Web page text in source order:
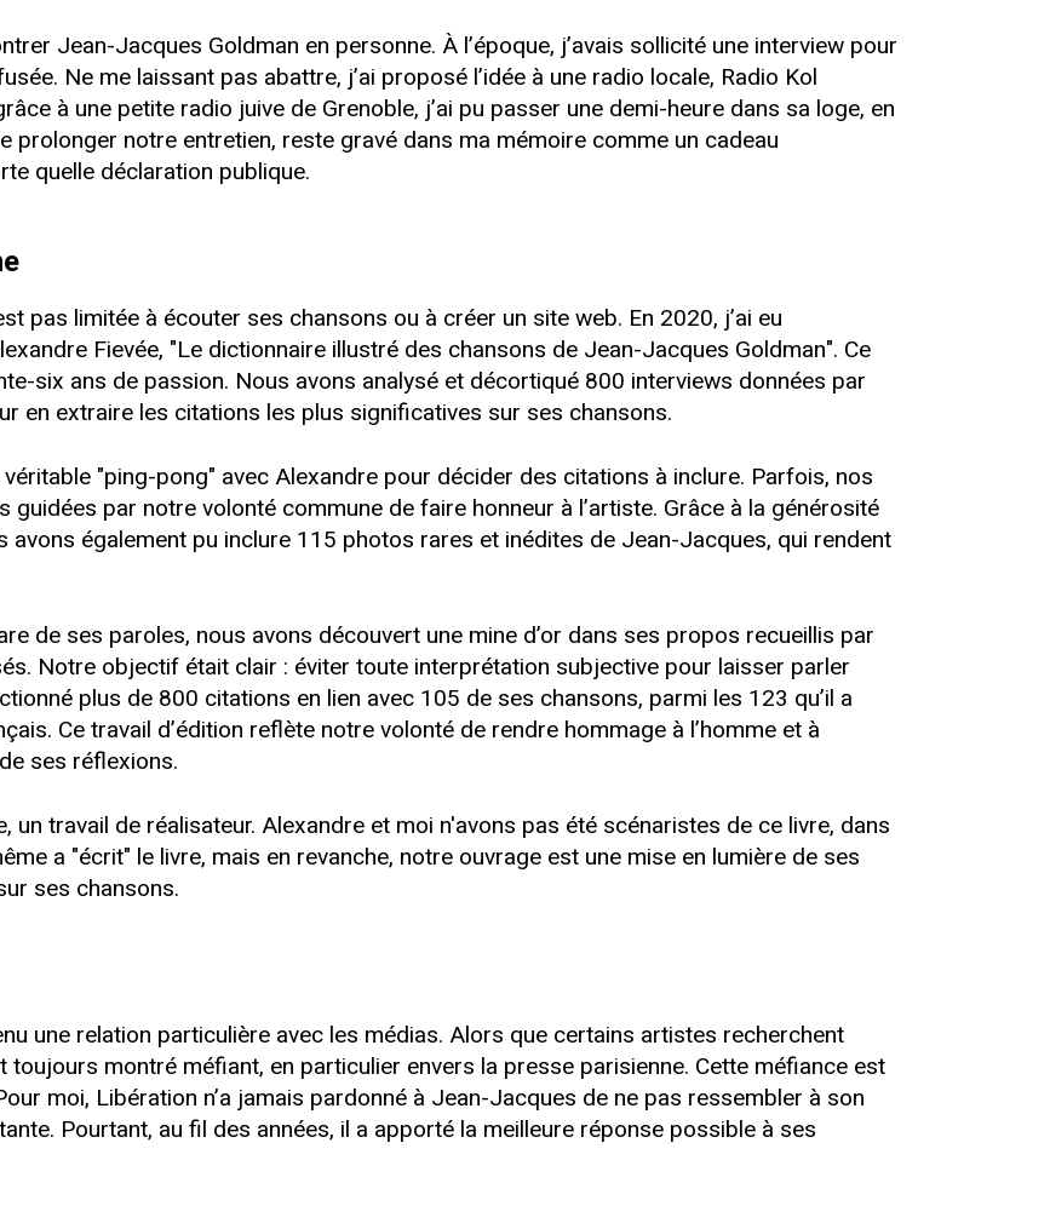
Jean-Jacques Goldman en personne. À l’époque, j’avais sollicité une interview pour
Ne me laissant pas abattre, j’ai proposé l’idée à une radio locale, Radio Kol
à une petite radio juive de Grenoble, j’ai pu passer une demi-heure dans sa loge, en
prolonger notre entretien, reste gravé dans ma mémoire comme un cadeau
quelle déclaration publique.
pas limitée à écouter ses chansons ou à créer un site web. En 2020, j’ai eu
Fievée, "Le dictionnaire illustré des chansons de Jean-Jacques Goldman". Ce
six ans de passion. Nous avons analysé et décortiqué 800 interviews données par
en extraire les citations les plus significatives sur ses chansons.
"ping-pong" avec Alexandre pour décider des citations à inclure. Parfois, nos
par notre volonté commune de faire honneur à l’artiste. Grâce à la générosité
avons également pu inclure 115 photos rares et inédites de Jean-Jacques, qui rendent
de ses paroles, nous avons découvert une mine d’or dans ses propos recueillis par
Notre objectif était clair : éviter toute interprétation subjective pour laisser parler
plus de 800 citations en lien avec 105 de ses chansons, parmi les 123 qu’il a
Ce travail d’édition reflète notre volonté de rendre hommage à l’homme et à
ses réflexions.
un travail de réalisateur. Alexandre et moi n'avons pas été scénaristes de ce livre, dans
a "écrit" le livre, mais en revanche, notre ouvrage est une mise en lumière de ses
ses chansons.
une relation particulière avec les médias. Alors que certains artistes recherchent
toujours montré méfiant, en particulier envers la presse parisienne. Cette méfiance est
moi, Libération n’a jamais pardonné à Jean-Jacques de ne pas ressembler à son
Pourtant, au fil des années, il a apporté la meilleure réponse possible à ses